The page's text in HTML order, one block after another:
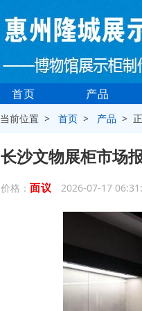
首页 产品
当前位置 >首页 > 产品 >
长沙文物展柜市场
价格： 面议 2026-07-17